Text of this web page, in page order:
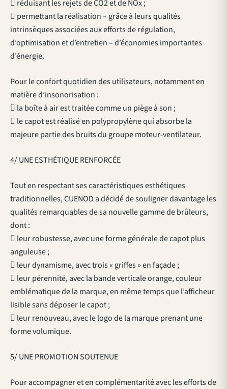
 réduisant les rejets de CO2 et de NOx ;
 permettant la réalisation – grâce à leurs qualités
intrinsèques associées aux efforts de régulation,
d’optimisation et d’entretien – d’économies importantes
d’énergie.
Pour le confort quotidien des utilisateurs, notamment en
matière d’insonorisation :
 la boîte à air est traitée comme un piège à son ;
 le capot est réalisé en polypropylène qui absorbe la
majeure partie des bruits du groupe moteur-ventilateur.
4/ UNE ESTHÉTIQUE RENFORCÉE
Tout en respectant ses caractéristiques esthétiques
traditionnelles, CUENOD a décidé de souligner davantage les
qualités remarquables de sa nouvelle gamme de brûleurs,
dont :
 leur robustesse, avec une forme générale de capot plus
anguleuse ;
 leur dynamisme, avec trois « griffes » en façade ;
 leur pérennité, avec la bande verticale orange, couleur
emblématique de la marque, en même temps que l’afficheur
lisible sans déposer le capot ;
 leur renouveau, avec le logo de la marque prenant une
forme volumique.
5/ UNE PROMOTION SOUTENUE
Pour accompagner et en complémentarité avec les efforts de